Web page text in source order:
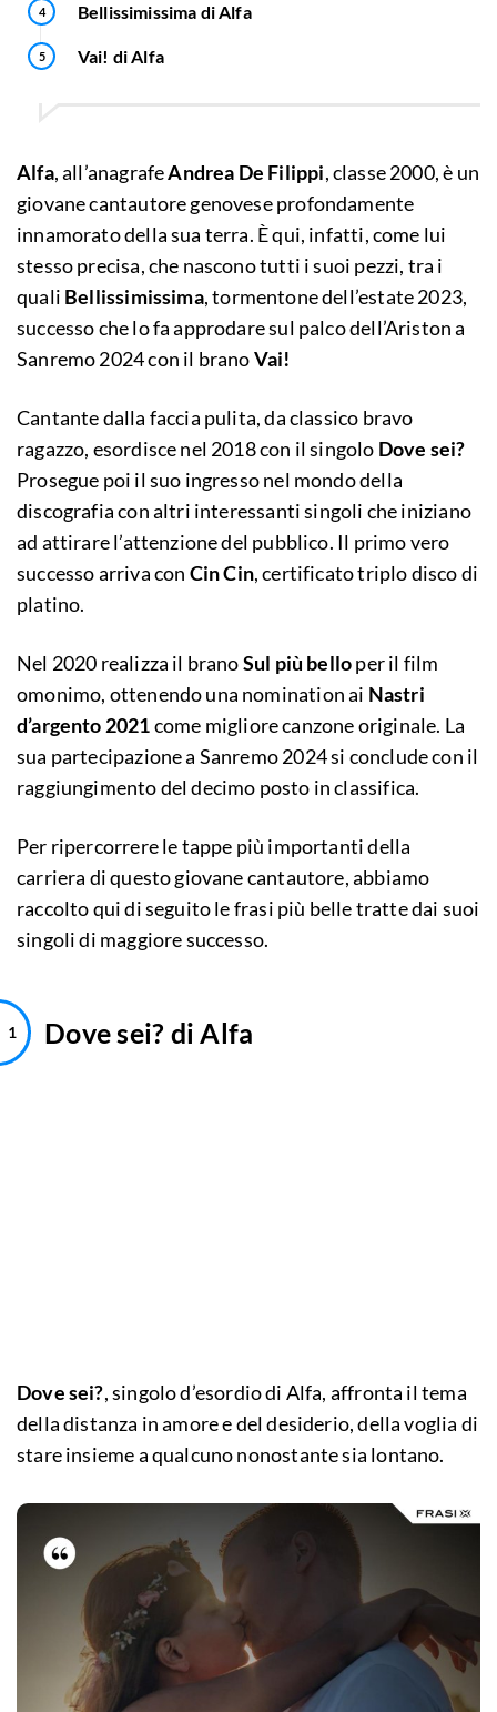
Bellissimissima di Alfa
Vai! di Alfa
Alfa, all’anagrafeAndrea De Filippi, classe 2000, è un
giovane cantautore genovese profondamente
innamorato della sua terra. È qui, infatti, come lui
stesso precisa, che nascono tutti i suoi pezzi, tra i
quali Bellissimissima, tormentone dell’estate 2023,
successo che lo fa approdare sul palco dell’Ariston a
Sanremo 2024 con il branoVai!
Cantante dalla faccia pulita, da classico bravo
ragazzo, esordisce nel 2018 con il singolo Dove sei?
Prosegue poi il suo ingresso nel mondo della
discografia con altri interessanti singoli che iniziano
ad attirare l’attenzione del pubblico. Il primo vero
successo arriva con Cin Cin, certificato triplo disco di
platino.
Nel 2020 realizza il branoSul più belloper il film
omonimo, ottenendo una nomination ai Nastri
d’argento 2021come migliore canzone originale. La
sua partecipazione a Sanremo 2024 si conclude con il
raggiungimento del decimo posto in classifica.
Per ripercorrere le tappe più importanti della
carriera di questo giovane cantautore, abbiamo
raccolto qui di seguito le frasi più belle tratte dai suoi
singoli di maggiore successo.
Dove sei? di Alfa
Dove sei?, singolo d’esordio di Alfa, affronta il tema
della distanza in amore e del desiderio, della voglia di
stare insieme a qualcuno nonostante sia lontano.